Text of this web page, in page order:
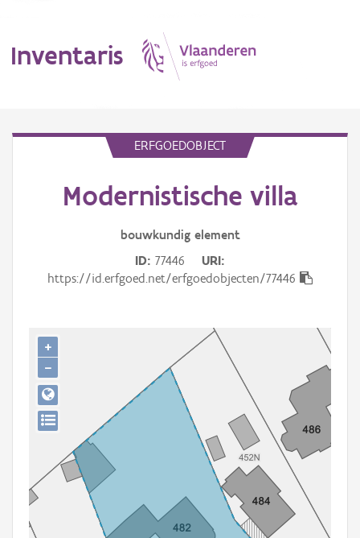
Inventaris
Erfgoedobject
Gebeurtenis
Persoon of collectief
Downloads
Aanmelden
ERFGOEDOBJECT
Modernistische villa
bouwkundig element
ID 77446
URI
https://id.erfgoed.net/erfgoedobjecten/77446
+
−